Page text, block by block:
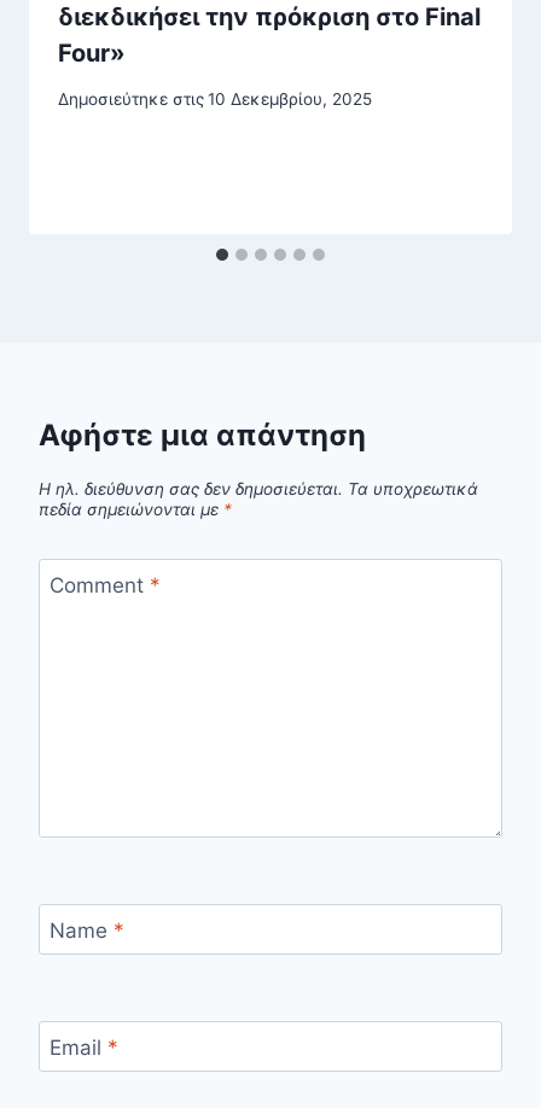
διεκδικήσει την πρόκριση στο Final
Four»
Δημοσιεύτηκε στις10 Δεκεμβρίου, 2025
Αφήστε μια απάντηση
Η ηλ. διεύθυνση σας δεν δημοσιεύεται. Τα υποχρεωτικά
πεδία σημειώνονται με *
Comment *
Name *
Email *